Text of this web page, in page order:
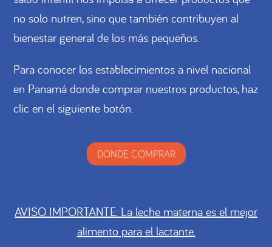
no solo nutren, sino que también contribuyen al
bienestar general de los más pequeños.
Para conocer los establecimientos a nivel nacional
en Panamá donde comprar nuestros productos, haz
clic en el siguiente botón.
DONDE COMPRAR
AVISO IMPORTANTE: La leche materna es el mejor
alimento para el lactante.